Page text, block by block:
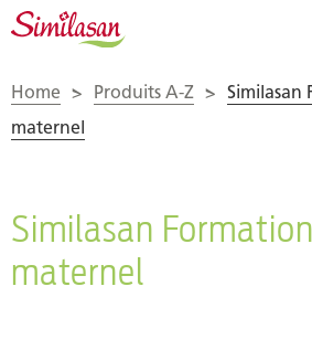
Home > Produits A-Z > Similasan
maternel
Similasan
maternel